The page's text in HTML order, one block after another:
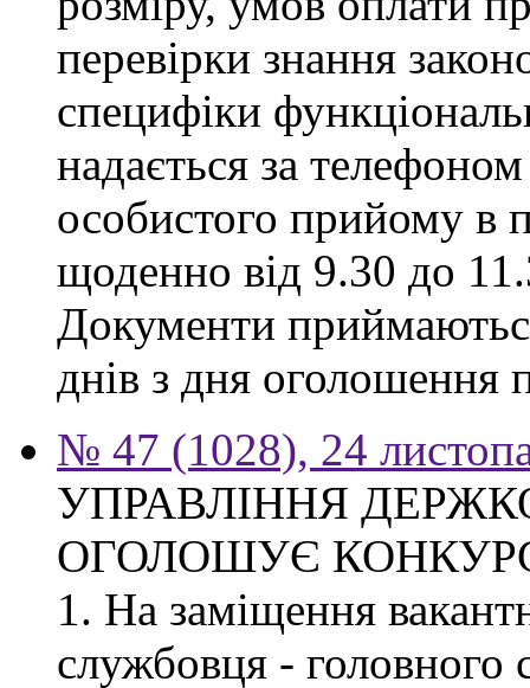
перевірки знання
специфіки
надається за
особистого прийому в
щоденно від 9.30 до
Документи
днів з дня оголошення
№ 47 (1028), 24
УПРАВЛІННЯ
ОГОЛОШУЄ
1. На заміщення
службовця - головного